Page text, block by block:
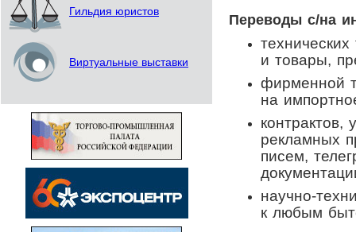
Гильдия юристов
Виртуальные выставки
Переводы с/на
и товары,
фирменной
на
контрактов,
рекламных
писем,
научно-
к любым